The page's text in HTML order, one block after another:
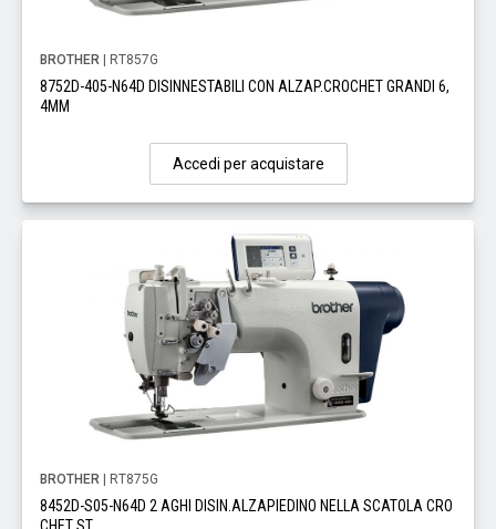
BROTHER | RT857G
8752D-405-N64D DISINNESTABILI CON ALZAP.CROCHET GRANDI 6,
4MM
Accedi per acquistare
BROTHER | RT875G
8452D-S05-N64D 2 AGHI DISIN.ALZAPIEDINO NELLA SCATOLA CRO